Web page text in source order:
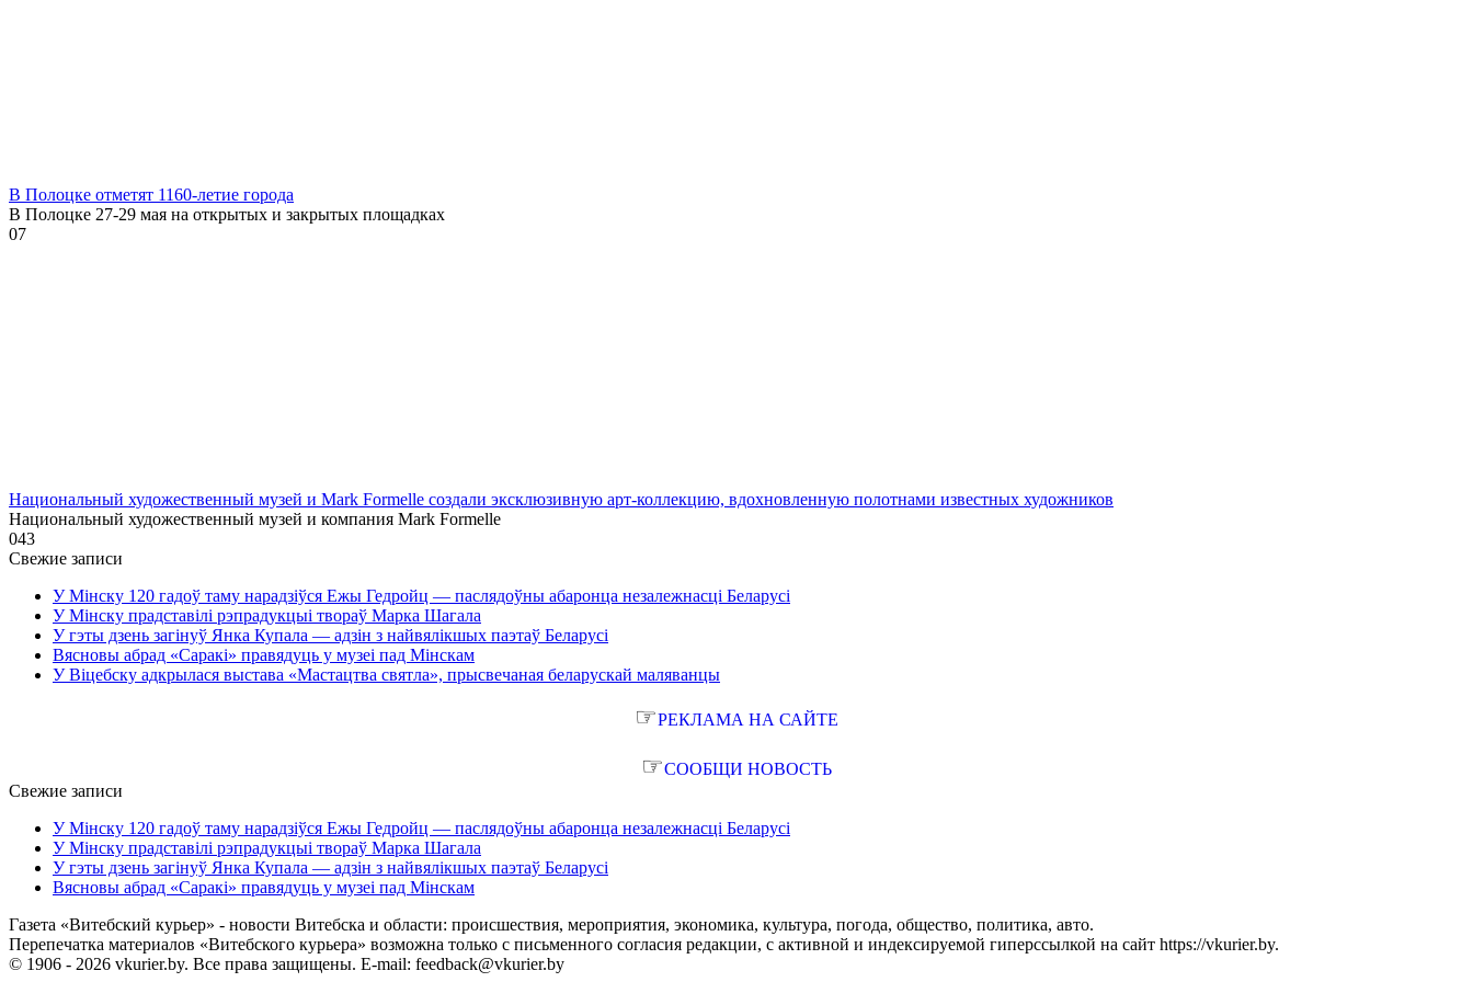
В Полоцке отметят 1160-летие города
В Полоцке 27-29 мая на открытых и закрытых площадках
07
Национальный художественный музей и Mark Formelle создали эксклюзивную арт-коллекцию, вдохновленную полотнами известных художников
Национальный художественный музей и компания Mark Formelle
043
Свежие записи
У Мінску 120 гадоў таму нарадзіўся Ежы Гедройц — паслядоўны абаронца незалежнасці Беларусі
У Мінску прадставілі рэпрадукцыі твораў Марка Шагала
У гэты дзень загінуў Янка Купала — адзін з найвялікшых паэтаў Беларусі
Вясновы абрад «Саракі» правядуць у музеі пад Мінскам
У Віцебску адкрылася выстава «Мастацтва святла», прысвечаная беларускай маляванцы
☞РЕКЛАМА НА САЙТЕ
☞СООБЩИ НОВОСТЬ
Свежие записи
У Мінску 120 гадоў таму нарадзіўся Ежы Гедройц — паслядоўны абаронца незалежнасці Беларусі
У Мінску прадставілі рэпрадукцыі твораў Марка Шагала
У гэты дзень загінуў Янка Купала — адзін з найвялікшых паэтаў Беларусі
Вясновы абрад «Саракі» правядуць у музеі пад Мінскам
Газета «Витебский курьер» - новости Витебска и области: происшествия, мероприятия, экономика, культура, погода, общество, политика, авто.
Перепечатка материалов «Витебского курьера» возможна только с письменного согласия редакции, с активной и индексируемой гиперссылкой на сайт https://vkurier.by.
© 1906 - 2026 vkurier.by. Все права защищены. E-mail: feedback@vkurier.by